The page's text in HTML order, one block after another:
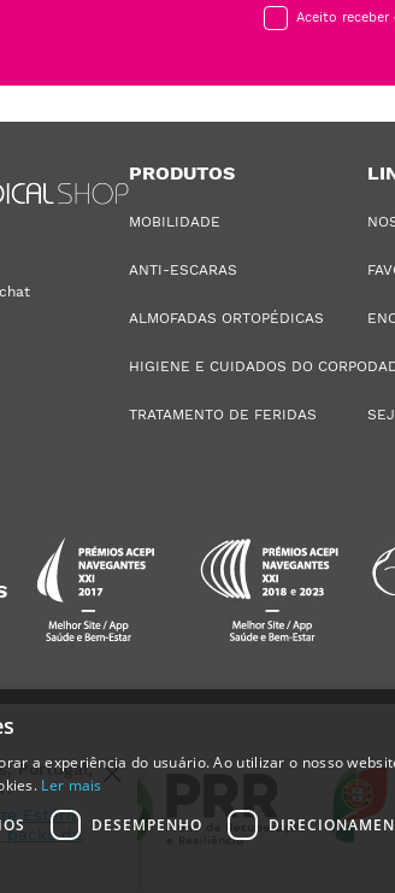
Aceito
PRODUTOS
MOBILIDADE
ANTI-ESCARAS
ALMOFADAS ORTOPÉDICAS
HIGIENE E CUIDADOS DO CORPO
TRATAMENTO DE FERIDAS
a experiência do usuário. Ao utilizar o nosso
Ler mais
DESEMPENHO
,Portugal,
Estéril
packs de